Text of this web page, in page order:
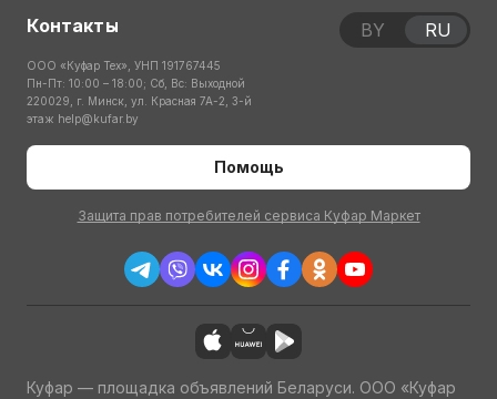
Контакты
ООО «Куфар Тех», УНП 191767445
Пн-Пт: 10:00 – 18:00; Сб, Вс: Выходной
220029, г. Минск, ул. Красная 7А-2, 3-й
этаж help@kufar.by
Помощь
Защита прав потребителей сервиса Куфар Маркет
BY RU
Куфар — площадка объявлений Беларуси. ООО «Куфар